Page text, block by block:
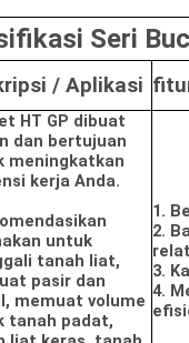
Seri
/ Aplikasi
HT GP dibuat
dan bertujuan
meningkatkan
kerja Anda.
untuk
tanah liat,
pasir dan
memuat volume
tanah padat,
1.
2.
3.
4.